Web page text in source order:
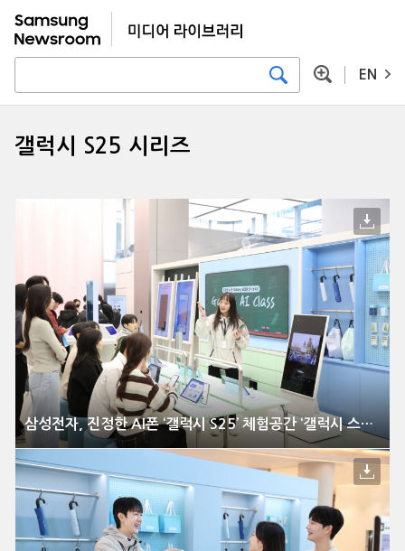
EN
갤럭시 S25 시리즈
삼성전자, 진정한 AI폰 ‘갤럭시 S25’ 체험공간 ‘갤럭시 스튜디오’ 국내 오픈